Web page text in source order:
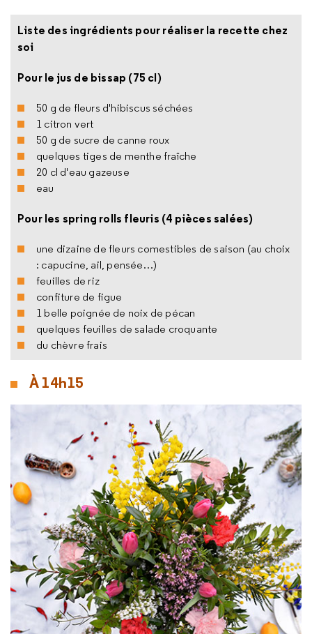
Liste des ingrédients pour réaliser la recette chez
soi
Pour le jus de bissap (75 cl)
50 g de fleurs d'hibiscus séchées
1 citron vert
50 g de sucre de canne roux
quelques tiges de menthe fraîche
20 cl d'eau gazeuse
eau
Pour les spring rolls fleuris (4 pièces salées)
une dizaine de fleurs comestibles de saison (au choix
: capucine, ail, pensée…)
feuilles de riz
confiture de figue
1 belle poignée de noix de pécan
quelques feuilles de salade croquante
du chèvre frais
À 14h15